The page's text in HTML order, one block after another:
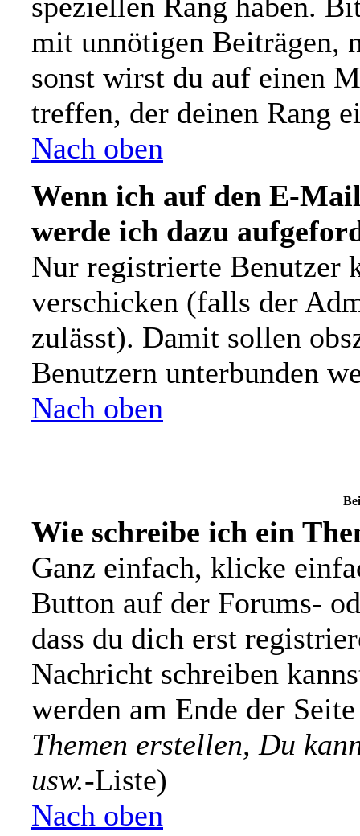
mit unnötigen Beiträgen,
sonst wirst du auf einen
treffen, der deinen Rang
Nach oben
Wenn ich auf den E-
werde ich dazu
Nur registrierte Benutzer
verschicken (falls der
zulässt). Damit sollen
Benutzern unterbunden
Nach oben
Wie schreibe ich ein
Ganz einfach, klicke
Button auf der Forums-
dass du dich erst
Nachricht schreiben
werden am Ende der
Themen erstellen, Du
usw.-Liste)
Nach oben